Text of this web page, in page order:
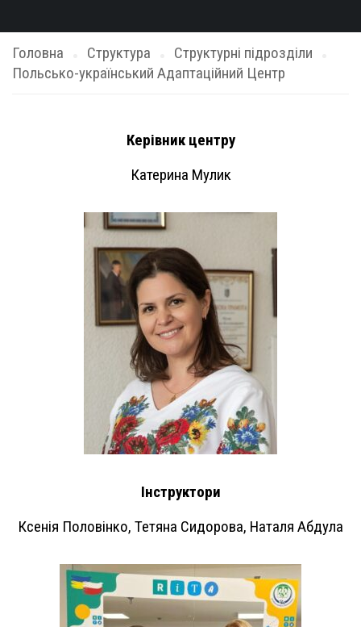
Головна Структура
Структурні підрозділи
Польсько-український Адаптаційний Центр
Керівник центру
Катерина Мулик
Інструктори
Ксенія Половінко, Тетяна Сидорова, Наталя Абдула